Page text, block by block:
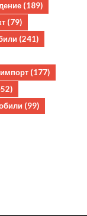
(189)
(79)
(241)
(177)
(99)